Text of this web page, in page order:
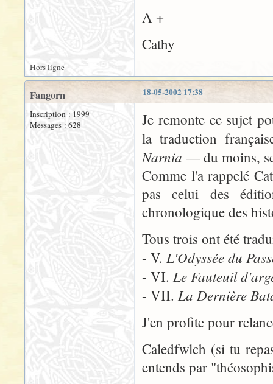
A +
Cathy
Hors ligne
18-05-2002 17:38
Fangorn
Inscription : 1999
Messages : 628
Je remonte ce sujet
la traduction
Narnia — du moins,
Comme l'a rappelé
pas celui des
chronologique des
Tous trois ont été
- V. L'Odyssée du
- VI. Le Fauteuil
- VII. La Dernière
J'en profite pour
Caledfwlch (si tu
entends par